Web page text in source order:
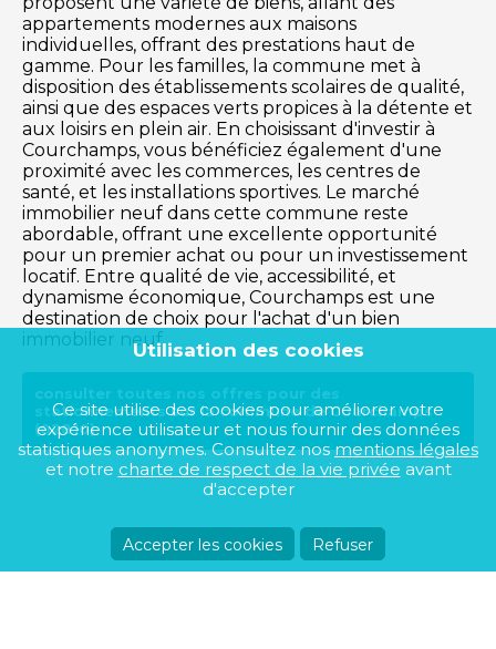
appartements modernes aux maisons
individuelles, offrant des prestations haut de
gamme. Pour les familles, la commune met à
disposition des établissements scolaires de qualité,
ainsi que des espaces verts propices à la détente et
aux loisirs en plein air. En choisissant d'investir à
Courchamps, vous bénéficiez également d'une
proximité avec les commerces, les centres de
santé, et les installations sportives. Le marché
immobilier neuf dans cette commune reste
abordable, offrant une excellente opportunité
pour un premier achat ou pour un investissement
locatif. Entre qualité de vie, accessibilité, et
dynamisme économique, Courchamps est une
destination de choix pour l'achat d'un bien
immobilier neuf.
consulter toutes nos offres pour des
stationnements sur la commune de Courchamps
(02810)
Utilisation des cookies
Ce site utilise des cookies pour améliorer votre
expérience utilisateur et nous fournir des données
statistiques anonymes. Consultez nosmentions légales
et notre charte de respect de la vie privée avant
d'accepter
Accepter les cookies Refuser